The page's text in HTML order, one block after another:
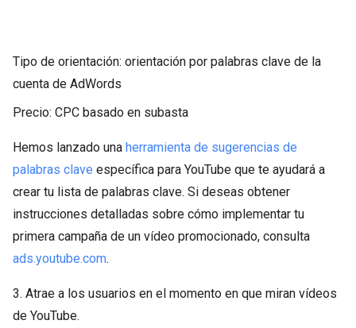
Tipo de orientación: orientación por palabras clave de la
cuenta de AdWords
Precio: CPC basado en subasta
Hemos lanzado una herramienta de sugerencias de
palabras clave específica para YouTube que te ayudará a
crear tu lista de palabras clave. Si deseas obtener
instrucciones detalladas sobre cómo implementar tu
primera campaña de un vídeo promocionado, consulta
ads.youtube.com.
3. Atrae a los usuarios en el momento en que miran vídeos
de YouTube.